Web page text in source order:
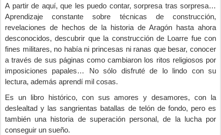
A partir de aquí, que les puedo contar, sorpresa tras sorpresa…
Aprendizaje constante sobre técnicas de construcción,
revelaciones de hechos de la historia de Aragón hasta ahora
desconocidos, descubrir que la construcción de Loarre fue con
fines militares, no había ni princesas ni ranas que besar, conocer
a través de sus páginas como cambiaron los ritos religiosos por
imposiciones papales… No sólo disfruté de lo lindo con su
lectura, además aprendí mil cosas.
Es un libro histórico, con sus amores y desamores, con la
deslealtad y las sangrientas batallas de telón de fondo, pero es
también una historia de superación personal, de la lucha por
conseguir un sueño.